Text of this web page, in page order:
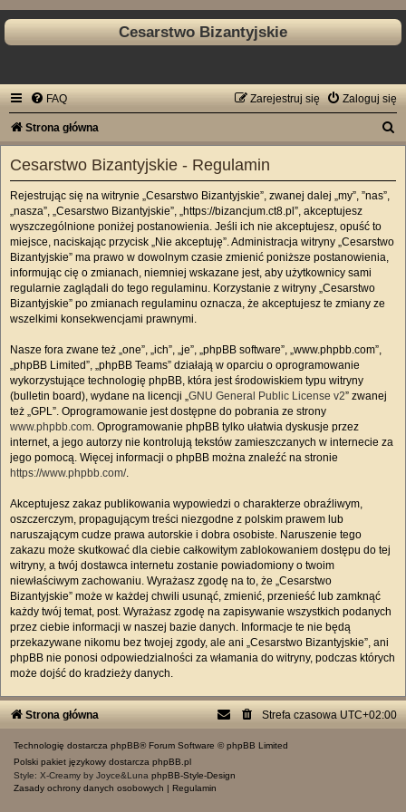
Cesarstwo Bizantyjskie
FAQ Zaloguj się
Zarejestruj się
Strona główna
Cesarstwo Bizantyjskie - Regulamin
Rejestrując się na witrynie „Cesarstwo Bizantyjskie”, zwanej dalej „my”, ”nas”,
„nasza”, „Cesarstwo Bizantyjskie”, „https://bizancjum.ct8.pl”, akceptujesz
wyszczególnione poniżej postanowienia. Jeśli ich nie akceptujesz, opuść to
miejsce, naciskając przycisk „Nie akceptuję”. Administracja witryny „Cesarstwo
Bizantyjskie” ma prawo w dowolnym czasie zmienić poniższe postanowienia,
informując cię o zmianach, niemniej wskazane jest, aby użytkownicy sami
regularnie zaglądali do tego regulaminu. Korzystanie z witryny „Cesarstwo
Bizantyjskie” po zmianach regulaminu oznacza, że akceptujesz te zmiany ze
wszelkimi konsekwencjami prawnymi.
Nasze fora zwane też „one”, „ich”, „je”, „phpBB software”, „www.phpbb.com”,
„phpBB Limited”, „phpBB Teams” działają w oparciu o oprogramowanie
wykorzystujące technologię phpBB, która jest środowiskiem typu witryny
(bulletin board), wydane na licencji „GNU General Public License v2” zwanej
też „GPL”. Oprogramowanie jest dostępne do pobrania ze strony
www.phpbb.com. Oprogramowanie phpBB tylko ułatwia dyskusje przez
internet, a jego autorzy nie kontrolują tekstów zamieszczanych w internecie za
jego pomocą. Więcej informacji o phpBB można znaleźć na stronie
https://www.phpbb.com/.
Akceptujesz zakaz publikowania wypowiedzi o charakterze obraźliwym,
oszczerczym, propagującym treści niezgodne z polskim prawem lub
naruszającym cudze prawa autorskie i dobra osobiste. Naruszenie tego
zakazu może skutkować dla ciebie całkowitym zablokowaniem dostępu do tej
witryny, a twój dostawca internetu zostanie powiadomiony o twoim
niewłaściwym zachowaniu. Wyrażasz zgodę na to, że „Cesarstwo
Bizantyjskie” może w każdej chwili usunąć, zmienić, przenieść lub zamknąć
każdy twój temat, post. Wyrażasz zgodę na zapisywanie wszystkich podanych
przez ciebie informacji w naszej bazie danych. Informacje te nie będą
przekazywane nikomu bez twojej zgody, ale ani „Cesarstwo Bizantyjskie”, ani
phpBB nie ponosi odpowiedzialności za włamania do witryny, podczas których
może dojść do kradzieży danych.
Strona główna Strefa czasowa UTC+02:00
Technologię dostarcza phpBB® Forum Software © phpBB Limited
Polski pakiet językowy dostarcza phpBB.pl
Style: X-Creamy by Joyce&Luna phpBB-Style-Design
Zasady ochrony danych osobowych
Regulamin